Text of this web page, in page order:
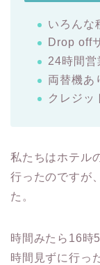
いろんな
Drop off
24時間営
両替機あ
クレジッ
私たちはホテル
行ったのですが
た。
時間みたら16時
時間見ずに行っ